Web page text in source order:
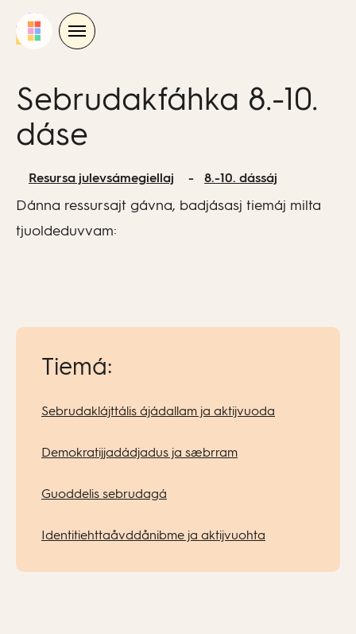
Sebrudakfáhka 8.-10.
dáse
Resursa julevsámegiellaj 8.-10. dássáj
Dánna ressursajt gávna, badjásasj tiemáj milta
tjuoldeduvvam:
Tiemá:
Sebrudaklájttális ájádallam ja aktijvuoda
Demokratijjadádjadus ja sæbrram
Guoddelis sebrudagá
Identitiehttaåvddånibme ja aktijvuohta